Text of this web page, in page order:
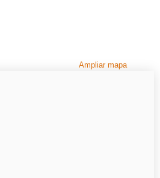
Ampliar mapa